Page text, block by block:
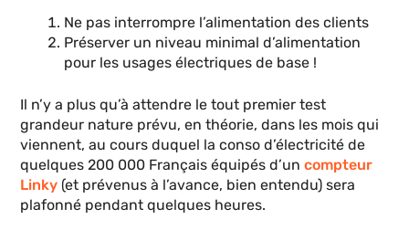
Ne pas interrompre l’alimentation des clients
Préserver un niveau minimal d’alimentation
pour les usages électriques de base !
Il n’y a plus qu’à attendre le tout premier test
grandeur nature prévu, en théorie, dans les mois qui
viennent, au cours duquel la conso d’électricité de
quelques 200 000 Français équipés d’uncompteur
Linky (et prévenus à l’avance, bien entendu) sera
plafonné pendant quelques heures.